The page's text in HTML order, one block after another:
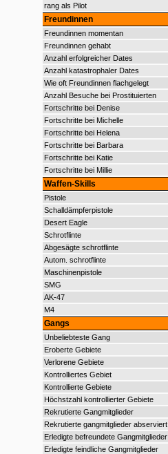
rang als Pilot
Freundinnen
Freundinnen momentan
Freundinnen gehabt
Anzahl erfolgreicher Dates
Anzahl katastrophaler Dates
Wie oft Freundinnen flachgelegt
Anzahl Besuche bei Prostituierten
Fortschritte bei Denise
Fortschritte bei Michelle
Fortschritte bei Helena
Fortschritte bei Barbara
Fortschritte bei Katie
Fortschritte bei Millie
Waffen-Skills
Pistole
Schalldämpferpistole
Desert Eagle
Schrotflinte
Abgesägte schrotflinte
Autom. schrotflinte
Maschinenpistole
SMG
AK-47
M4
Gangs
Unbeliebteste Gang
Eroberte Gebiete
Verlorene Gebiete
Kontrolliertes Gebiet
Kontrollierte Gebiete
Höchstzahl kontrollierter Gebiete
Rekrutierte Gangmitglieder
Rekrutierte gangmitglieder abserviert
Erledigte befreundete Gangmitglieder
Erledigte feindliche Gangmitglieder